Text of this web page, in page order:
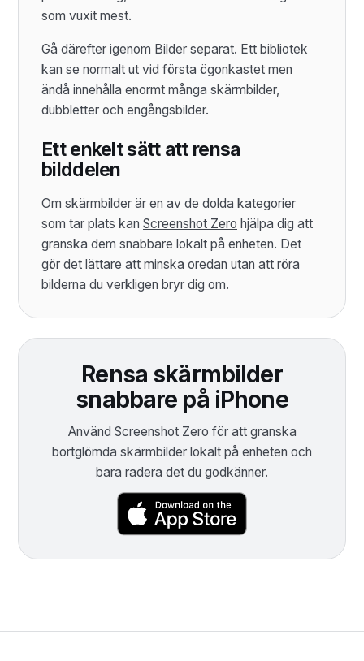
som vuxit mest.
Gå därefter igenom Bilder separat. Ett bibliotek
kan se normalt ut vid första ögonkastet men
ändå innehålla enormt många skärmbilder,
dubbletter och engångsbilder.
Ett enkelt sätt att rensa
bilddelen
Om skärmbilder är en av de dolda kategorier
som tar plats kan Screenshot Zero hjälpa dig att
granska dem snabbare lokalt på enheten. Det
gör det lättare att minska oredan utan att röra
bilderna du verkligen bryr dig om.
Rensa skärmbilder
snabbare på iPhone
Använd Screenshot Zero för att granska
bortglömda skärmbilder lokalt på enheten och
bara radera det du godkänner.